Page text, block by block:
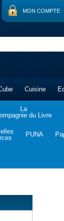
MON COMPTE
Cuisine
La
du Livre
PUNA